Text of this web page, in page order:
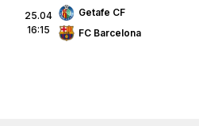
25.04
16:15
Getafe CF
FC Barcelona